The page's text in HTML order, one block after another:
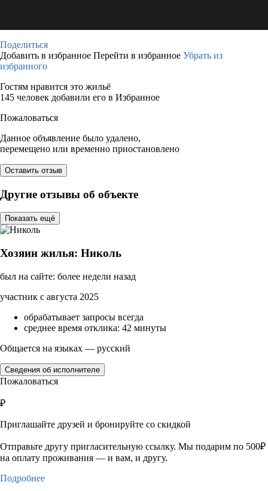
Поделиться
Добавить в избранное Перейти в избранное Убрать из
избранного
Гостям нравится это жильё
145 человек добавили его в Избранное
Пожаловаться
Данное объявление было удалено,
перемещено или временно приостановлено
Оставить отзыв
Другие отзывы об объекте
Показать ещё
Хозяин жилья: Николь
был на сайте: более недели назад
участник с августа 2025
обрабатывает запросы всегда
среднее время отклика: 42 минуты
Общается на языках — русский
Сведения об исполнителе
Пожаловаться
₽
Приглашайте друзей и бронируйте со скидкой
Отправьте другу пригласительную ссылку. Мы подарим по 500₽
на оплату проживания — и вам, и другу.
Подробнее